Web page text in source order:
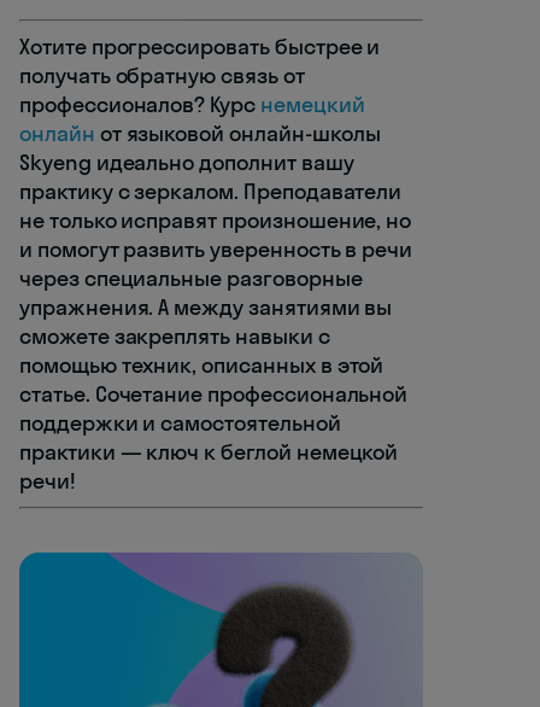
Хотите прогрессировать быстрее и
получать обратную связь от
профессионалов? Курс немецкий
онлайн от языковой онлайн-школы
Skyeng идеально дополнит вашу
практику с зеркалом. Преподаватели
не только исправят произношение, но
и помогут развить уверенность в речи
через специальные разговорные
упражнения. А между занятиями вы
сможете закреплять навыки с
помощью техник, описанных в этой
статье. Сочетание профессиональной
поддержки и самостоятельной
практики — ключ к беглой немецкой
речи!